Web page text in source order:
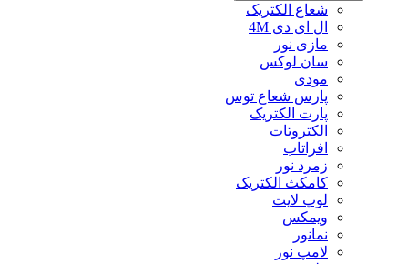
شعاع الکتریک
ال ای دی 4M
مازی نور
سان لوکس
مودی
پارس شعاع توس
پارت الکتریک
الکتروتات
افراتاب
زمرد نور
کامکث الکتریک
لوپ لایت
ویمکس
نمانور
لامپ نور